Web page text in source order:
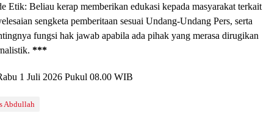
Etik: Beliau kerap memberikan edukasi kepada masyarakat terkait
sengketa pemberitaan sesuai Undang-Undang Pers, serta
fungsi hak jawab apabila ada pihak yang merasa dirugikan
***
1 Juli 2026 Pukul 08.00 WIB
Abdullah